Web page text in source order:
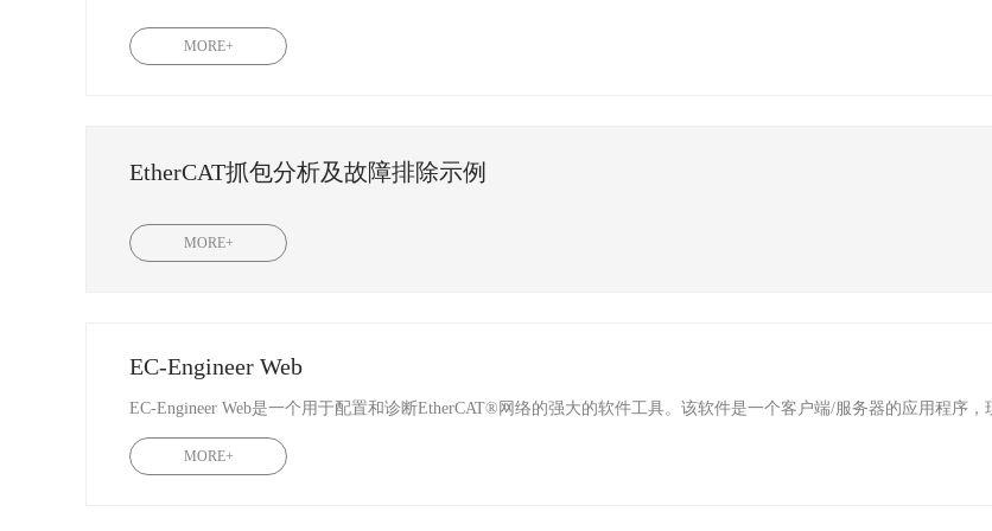
MORE+
EtherCAT抓包分析及故障排除示例
MORE+
EC-Engineer Web
MORE+